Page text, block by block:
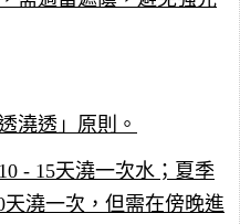
澆透」原則。
- 15天澆一次水；夏季
澆一次，但需在傍晚進